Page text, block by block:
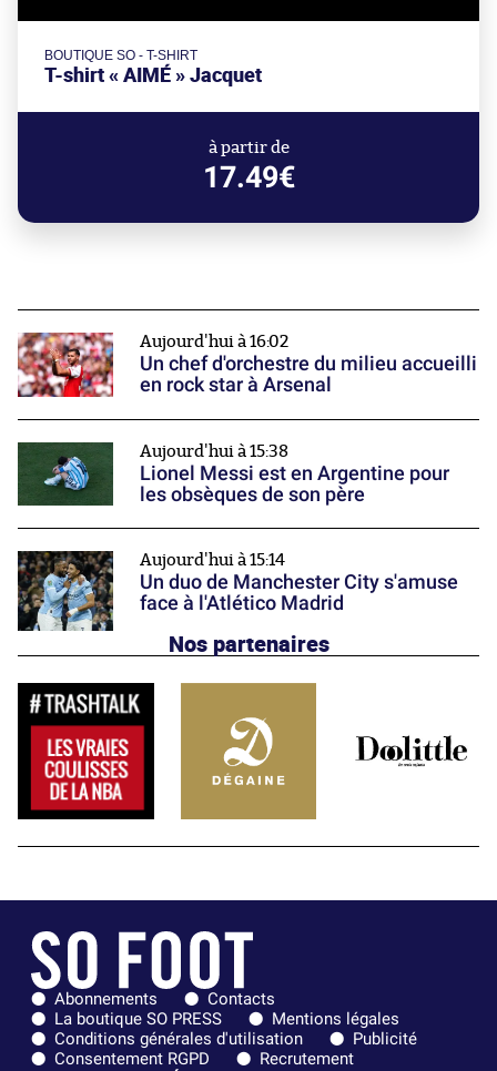
BOUTIQUE SO - T-SHIRT
T-shirt « AIMÉ » Jacquet
à partir de
17.49€
Aujourd'hui à 16:02
Un chef d'orchestre du milieu accueilli
en rock star à Arsenal
Aujourd'hui à 15:38
Lionel Messi est en Argentine pour
les obsèques de son père
Aujourd'hui à 15:14
Un duo de Manchester City s'amuse
face à l'Atlético Madrid
Nos partenaires
Abonnements
Contacts
La boutique SO PRESS
Mentions légales
Conditions générales d'utilisation
Publicité
Consentement RGPD
Recrutement